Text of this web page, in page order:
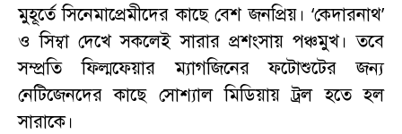
মুহূর্তে সিনেমাপ্রেমীদের কাছে বেশ জনপ্রিয়। ‘কেদারনাথ’
ও সিম্বা দেখে সকলেই সারার প্রশংসায় পঞ্চমুখ। তবে
সম্প্রতি ফিল্মফেয়ার ম্যাগজিনের ফটোশুটের জন্য
নেটিজেনদের কাছে সোশ্যাল মিডিয়ায় ট্রল হতে হল
সারাকে।